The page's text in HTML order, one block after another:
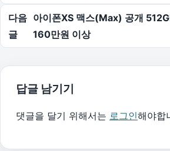
다음
글
아이폰XS 맥스(Max) 공개
160만원 이상
답글 남기기
댓글을 달기 위해서는 로그인해야합